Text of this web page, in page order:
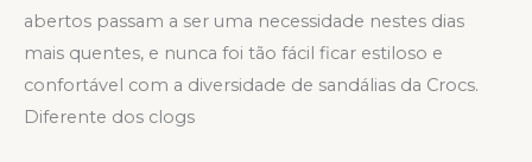
abertos passam a ser uma necessidade nestes dias
mais quentes, e nunca foi tão fácil ficar estiloso e
confortável com a diversidade de sandálias da Crocs.
Diferente dos clogs